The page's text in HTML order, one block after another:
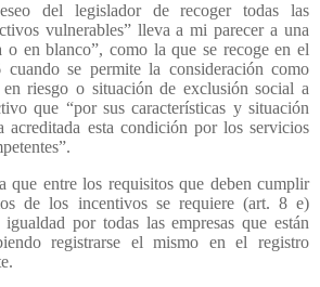
del legislador de recoger todas las
vulnerables” lleva a mi parecer a una
o en blanco”, como la que se recoge en el
se permite la consideración como
riesgo o situación de exclusión social a
que “por sus características y situación
acreditada esta condición por los servicios
que entre los requisitos que deben cumplir
de los incentivos se requiere (art. 8 e)
por todas las empresas que están
registrarse el mismo en el registro